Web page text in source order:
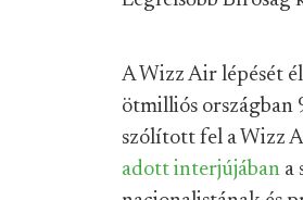
A Wizz Air lépését
ötmilliós országban
szólított fel a Wizz
adott interjújában a